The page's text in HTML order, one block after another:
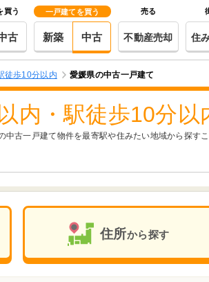
買う
古
一戸建てを買う
新築 中古
売る
不動産売却 住
徒歩10分以内 愛媛県の中古一戸建て
内・駅徒歩10分以
古一戸建て物件を最寄駅や住みたい地域から探すこ
住所から探す